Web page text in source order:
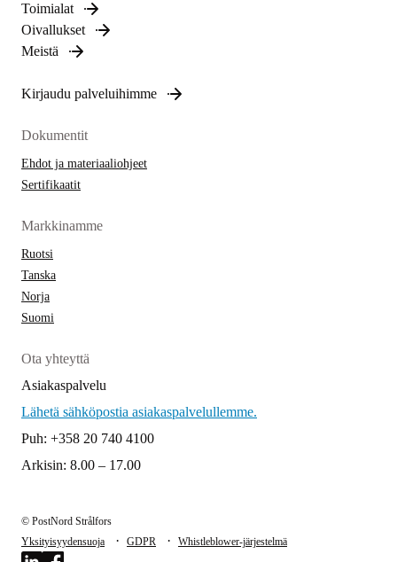
Toimialat
Oivallukset
Meistä
Kirjaudu palveluihimme
Dokumentit
Ehdot ja materiaaliohjeet
Sertifikaatit
Markkinamme
Ruotsi
Tanska
Norja
Suomi
Ota yhteyttä
Asiakaspalvelu
Lähetä sähköpostia asiakaspalvelullemme.
Puh: +358 20 740 4100
Arkisin: 8.00 – 17.00
© PostNord Strålfors
Yksityisyydensuoja
· GDPR · Whistleblower-järjestelmä